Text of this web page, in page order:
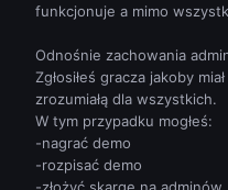
funkcjonuje a mimo
Odnośnie zachowania
Zgłosiłeś gracza jakoby
zrozumiałą dla wszystkich.
W tym przypadku mogłeś:
-nagrać demo
-rozpisać demo